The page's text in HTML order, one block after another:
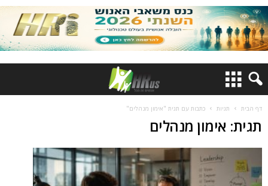
דף הבית תגיות כתבות עם תגית "אימון מנהלים"
תגית: אימון מנהלים